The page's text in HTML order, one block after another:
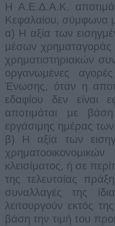
Η Α.Ε.Δ.Α.Κ. αποτιμά
Κεφαλαίου, σύμφωνα
α) Η αξία των
μέσων χρηματαγοράς
χρηματιστηριακών
οργανωμένες
Ένωσης, όταν η
εδαφίου δεν είναι
αποτιμάται με
εργάσιμης ημέρας
β) Η αξία των
κλεισίματος, ή σε
της τελευταίας
συναλλαγές της
λειτουργούν εκτός
βάση την τιμή του